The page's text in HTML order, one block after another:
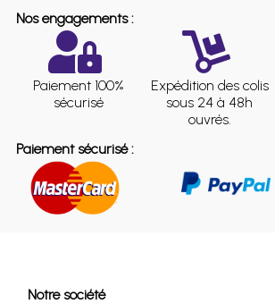
Nos engagements :
Paiement 100%
sécurisé
Expédition des colis
sous 24 à 48h
ouvrés.
Paiement sécurisé :
Notre société